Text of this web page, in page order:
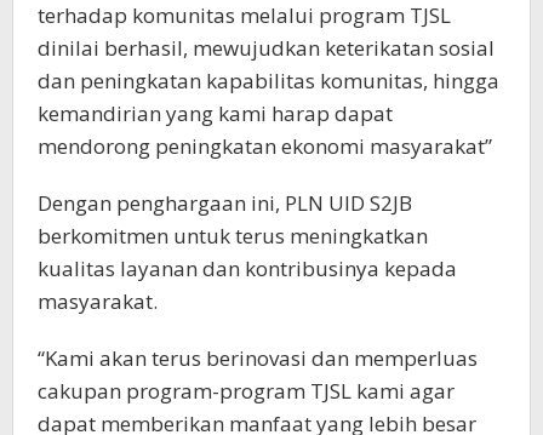
terhadap komunitas melalui program TJSL
dinilai berhasil, mewujudkan keterikatan sosial
dan peningkatan kapabilitas komunitas, hingga
kemandirian yang kami harap dapat
mendorong peningkatan ekonomi masyarakat”
Dengan penghargaan ini, PLN UID S2JB
berkomitmen untuk terus meningkatkan
kualitas layanan dan kontribusinya kepada
masyarakat.
“Kami akan terus berinovasi dan memperluas
cakupan program-program TJSL kami agar
dapat memberikan manfaat yang lebih besar